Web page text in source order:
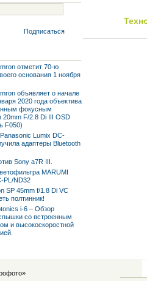
Подписаться
отметит 70-ю
основания 1 ноября
объявляет о начале
2020 года объектива
фокусным
20mm F/2.8 Di III OSD
F050)
Lumix DC-
адаптеры Bluetooth
Sony a7R III.
MARUMI
PL/ND32
SP 45mm f/1.8 Di VC
полтинник!
i-6 – Обзор
со встроенным
и высокоскоростной
»